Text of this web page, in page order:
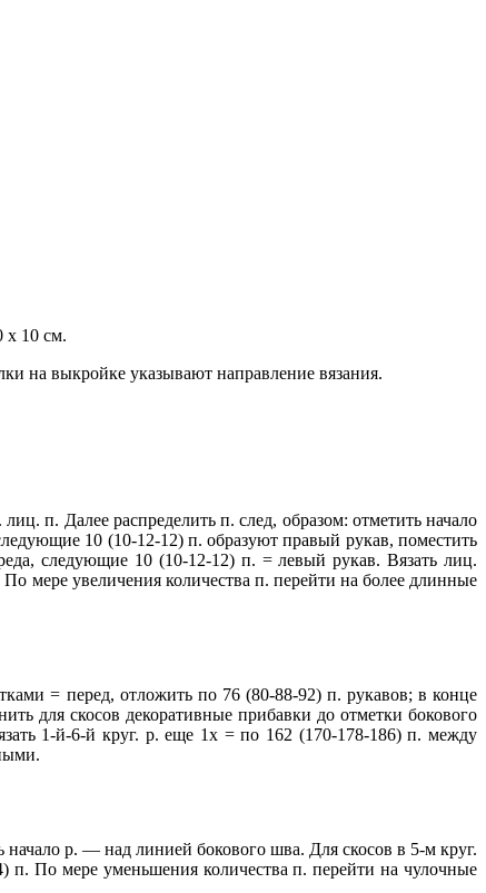
х 10 см.
на выкройке указывают направление вязания.
п. Далее распределить п. след, образом: отметить начало
10 (10-12-12) п. образуют правый рукав, поместить
следующие 10 (10-12-12) п. = левый рукав. Вязать лиц.
мере увеличения количества п. перейти на более длинные
= перед, отложить по 76 (80-88-92) п. рукавов; в конце
для скосов декоративные прибавки до отметки бокового
1-й-6-й круг. р. еще 1х = по 162 (170-178-186) п. между
р. — над линией бокового шва. Для скосов в 5-м круг.
По мере уменьшения количества п. перейти на чулочные